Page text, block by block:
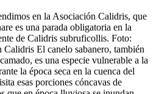
en la Asociación Calidris, que
es una parada obligatoria en la
de Calidris subruficollis. Foto:
El canelo sabanero, también
es una especie vulnerable a la
la época seca en la cuenca del
esas porciones cóncavas de